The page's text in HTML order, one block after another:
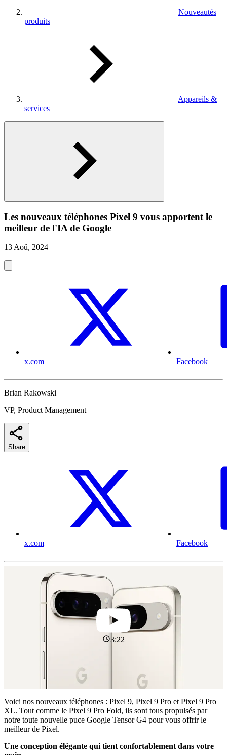
Nouveautés
produits
Appareils &
services
Les nouveaux téléphones Pixel 9 vous apportent le
meilleur de l'IA de Google
13 Aoû, 2024
x.com Facebook
Brian Rakowski
VP, Product Management
Share
x.com Facebook
3:22
Voici nos nouveaux téléphones : Pixel 9, Pixel 9 Pro et Pixel 9 Pro
XL. Tout comme le Pixel 9 Pro Fold, ils sont tous propulsés par
notre toute nouvelle puce Google Tensor G4 pour vous offrir le
meilleur de Pixel.
Une conception élégante qui tient confortablement dans votre